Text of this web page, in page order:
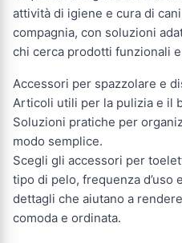
attività di igiene e cura di
compagnia, con soluzioni
chi cerca prodotti funzionali
Accessori per spazzolare e
Articoli utili per la pulizia e il
Soluzioni pratiche per
modo semplice.
Scegli gli accessori per
tipo di pelo, frequenza d’uso
dettagli che aiutano a
comoda e ordinata.